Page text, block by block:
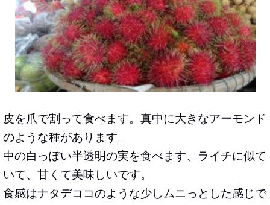
皮を爪で割って食べます。真中に大きなアーモンド
のような種があります。
中の白っぽい半透明の実を食べます、ライチに似て
いて、甘くて美味しいです。
食感はナタデココのような少しムニっとした感じで